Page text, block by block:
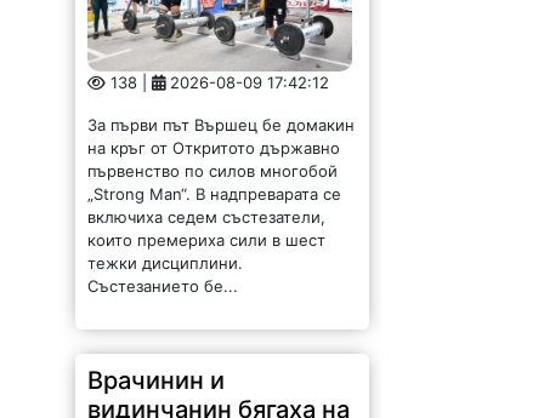
138 | 2026-08-09 17:42:12
За първи път Вършец бе домакин
на кръг от Откритото държавно
първенство по силов многобой
„Strong Man“. В надпреварата се
включиха седем състезатели,
които премериха сили в шест
тежки дисциплини.
Състезанието бе...
Врачинин и
видинчанин бягаха на